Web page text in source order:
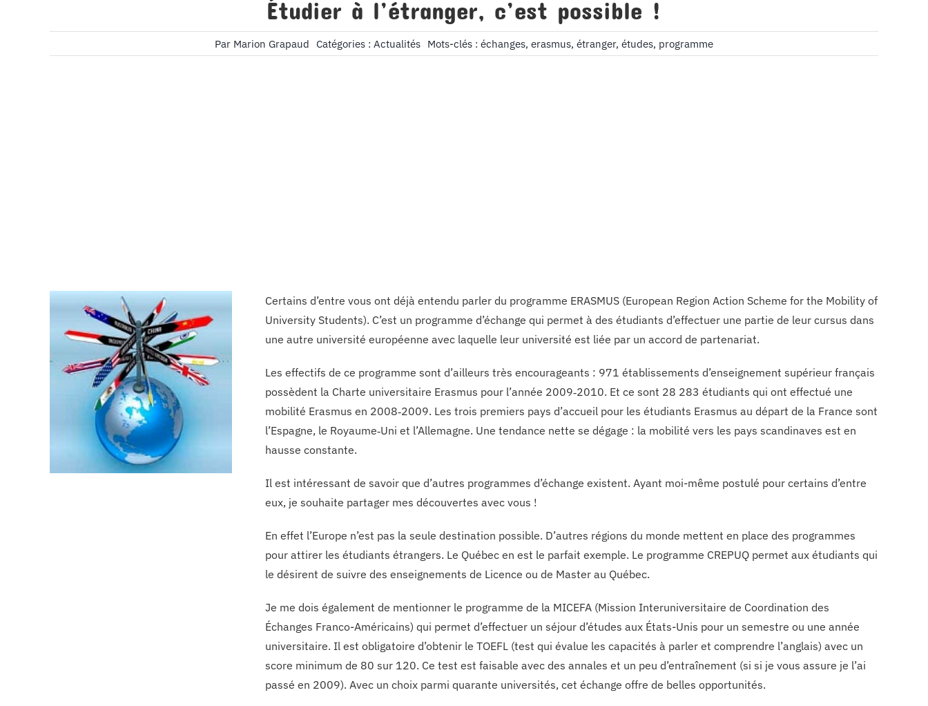
Étudier à l’étranger, c’est possible !
Par Marion Grapaud Catégories : Actualités Mots-clés : échanges, erasmus, étranger, études, programme
Certains d’entre vous ont déjà entendu parler du programme ERASMUS (European Region Action Scheme for the Mobility of
University Students). C’est un programme d’échange qui permet à des étudiants d’effectuer une partie de leur cursus dans
une autre université européenne avec laquelle leur université est liée par un accord de partenariat.
Les effectifs de ce programme sont d’ailleurs très encourageants : 971 établissements d’enseignement supérieur français
possèdent la Charte universitaire Erasmus pour l’année 2009‑2010. Et ce sont 28 283 étudiants qui ont effectué une
mobilité Erasmus en 2008‑2009. Les trois premiers pays d’accueil pour les étudiants Erasmus au départ de la France sont
l’Espagne, le Royaume‑Uni et l’Allemagne. Une tendance nette se dégage : la mobilité vers les pays scandinaves est en
hausse constante.
Il est intéressant de savoir que d’autres programmes d’échange existent. Ayant moi-même postulé pour certains d’entre
eux, je souhaite partager mes découvertes avec vous !
En effet l’Europe n’est pas la seule destination possible. D’autres régions du monde mettent en place des programmes
pour attirer les étudiants étrangers. Le Québec en est le parfait exemple. Le programme CREPUQ permet aux étudiants qui
le désirent de suivre des enseignements de Licence ou de Master au Québec.
Je me dois également de mentionner le programme de la MICEFA (Mission Interuniversitaire de Coordination des
Échanges Franco-Américains) qui permet d’effectuer un séjour d’études aux États-Unis pour un semestre ou une année
universitaire. Il est obligatoire d’obtenir le TOEFL (test qui évalue les capacités à parler et comprendre l’anglais) avec un
score minimum de 80 sur 120. Ce test est faisable avec des annales et un peu d’entraînement (si si je vous assure je l’ai
passé en 2009). Avec un choix parmi quarante universités, cet échange offre de belles opportunités.